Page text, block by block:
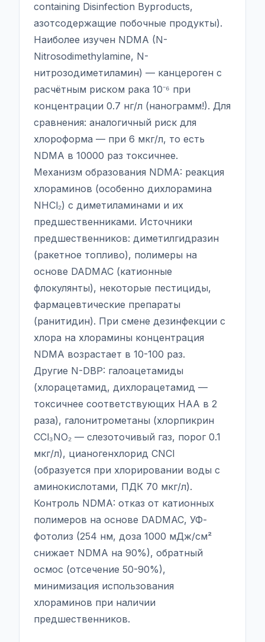
containing Disinfection Byproducts,
азотсодержащие побочные продукты).
Наиболее изучен NDMA (N-
Nitrosodimethylamine, N-
нитрозодиметиламин) — канцероген с
расчётным риском рака 10⁻⁶ при
концентрации 0.7 нг/л (нанограмм!). Для
сравнения: аналогичный риск для
хлороформа — при 6 мкг/л, то есть
NDMA в 10000 раз токсичнее.
Механизм образования NDMA: реакция
хлораминов (особенно дихлорамина
NHCl₂) с диметиламинами и их
предшественниками. Источники
предшественников: диметилгидразин
(ракетное топливо), полимеры на
основе DADMAC (катионные
флокулянты), некоторые пестициды,
фармацевтические препараты
(ранитидин). При смене дезинфекции с
хлора на хлорамины концентрация
NDMA возрастает в 10-100 раз.
Другие N-DBP: галоацетамиды
(хлорацетамид, дихлорацетамид —
токсичнее соответствующих HAA в 2
раза), галонитрометаны (хлорпикрин
CCl₃NO₂ — слезоточивый газ, порог 0.1
мкг/л), цианогенхлорид CNCl
(образуется при хлорировании воды с
аминокислотами, ПДК 70 мкг/л).
Контроль NDMA: отказ от катионных
полимеров на основе DADMAC, УФ-
фотолиз (254 нм, доза 1000 мДж/см²
снижает NDMA на 90%), обратный
осмос (отсечение 50-90%),
минимизация использования
хлораминов при наличии
предшественников.